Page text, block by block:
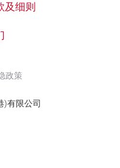
及细则
政策
)有限公司